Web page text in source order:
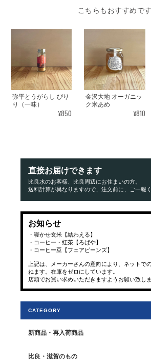
こちらもおすすめです
弥平とうがらし ぴり
り（一味）
¥850
金沢大地 オーガニッ
ク米あめ
¥810
直接お届けできます
比良水のお客様、比良周辺にお住まいの方。
送料計算が異なりますので、注文前に、ご一報く
お知らせ
・寝かせ玄米【結わえる】
・コーヒー・紅茶【ろばや】
・コーヒー豆【フェアビーンズ】
上記は、メーカーさんの意向により、ネットで
ねます。在庫をゼロにしています。
店頭でお買い求めいただきますようお願い致しま
CATEGORY
新商品・再入荷商品
比良・滋賀のもの